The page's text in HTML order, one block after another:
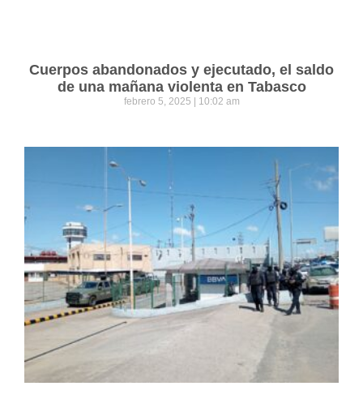
Cuerpos abandonados y ejecutado, el saldo
de una mañana violenta en Tabasco
febrero 5, 2025 10:02 am